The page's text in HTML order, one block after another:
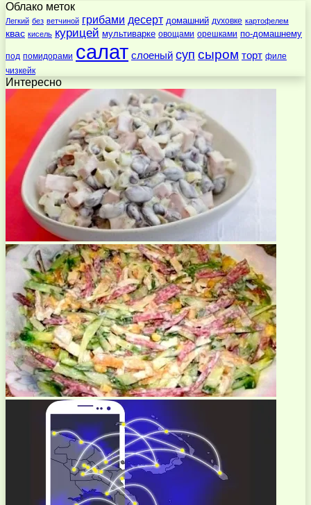
Облако меток
Легкий без ветчиной грибами десерт домашний духовке картофелем
квас кисель курицей мультиварке овощами орешками по-домашнему
под помидорами салат слоеный суп сыром торт филе
чизкейк
Интересно